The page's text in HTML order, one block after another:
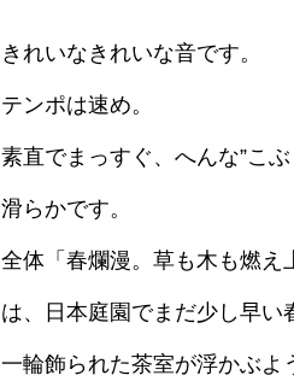
きれいなきれいな音です。
テンポは速め。
素直でまっすぐ、へんな”こ
滑らかです。
全体「春爛漫。草も木も燃え
は、日本庭園でまだ少し早い
一輪飾られた茶室が浮かぶよ